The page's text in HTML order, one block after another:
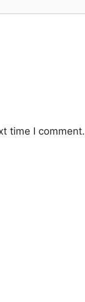
time I comment.